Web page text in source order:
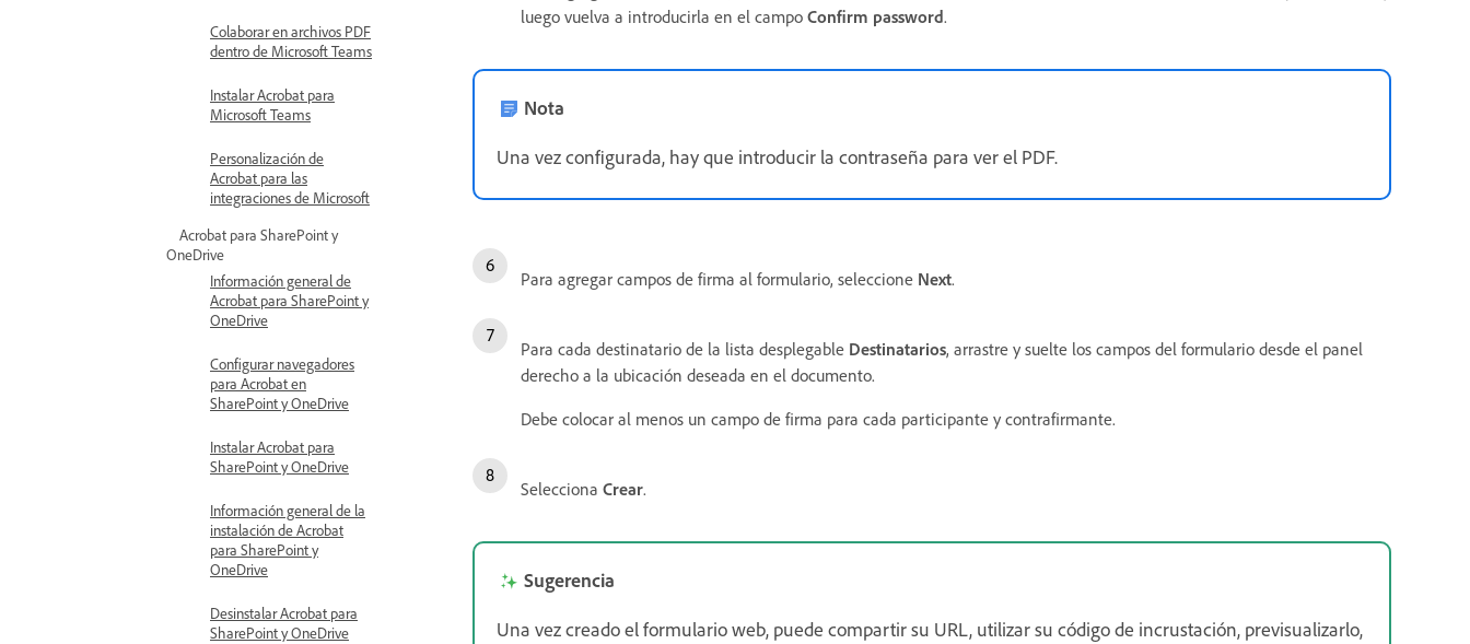
Colaborar en archivos PDF
dentro de Microsoft Teams
Instalar Acrobat para
Microsoft Teams
Personalización de
Acrobat para las
integraciones de Microsoft
Acrobat para SharePoint y
OneDrive
Información general de
Acrobat para SharePoint y
OneDrive
Configurar navegadores
para Acrobat en
SharePoint y OneDrive
Instalar Acrobat para
SharePoint y OneDrive
Información general de la
instalación de Acrobat
para SharePoint y
OneDrive
Desinstalar Acrobat para
SharePoint y OneDrive
luego vuelva a introducirla en el campo Confirm password.
Nota
Una vez configurada, hay que introducir la contraseña para ver el PDF.
Para agregar campos de firma al formulario, seleccione Next.
Para cada destinatario de la lista desplegable Destinatarios, arrastre y suelte los campos del formulario desde el panel
derecho a la ubicación deseada en el documento.
Debe colocar al menos un campo de firma para cada participante y contrafirmante.
Selecciona Crear.
Sugerencia
Una vez creado el formulario web, puede compartir su URL, utilizar su código de incrustación, previsualizarlo,